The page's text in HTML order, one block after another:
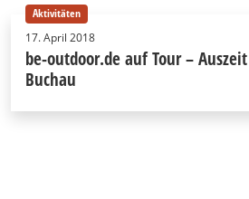
Aktivitäten
17. April 2018
be-outdoor.de auf Tour –
Buchau